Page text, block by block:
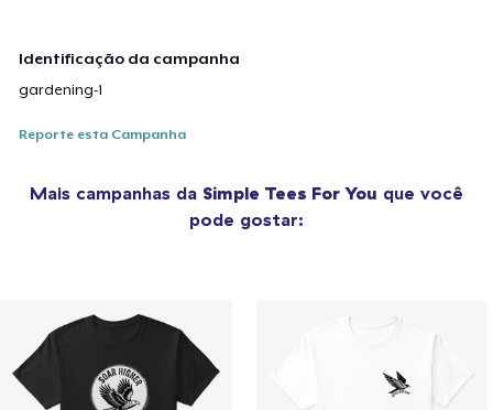
Identificação da campanha
gardening-1
Reporte esta Campanha
Mais campanhas da Simple Tees For You que você
pode gostar: